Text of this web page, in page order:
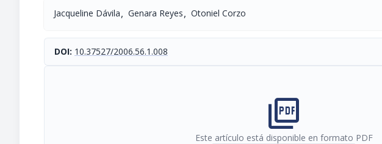
Jacqueline Dávila, Genara Reyes, Otoniel Corzo
DOI: 10.37527/2006.56.1.008
picture_as_pdf
Este artículo está disponible en formato PDF